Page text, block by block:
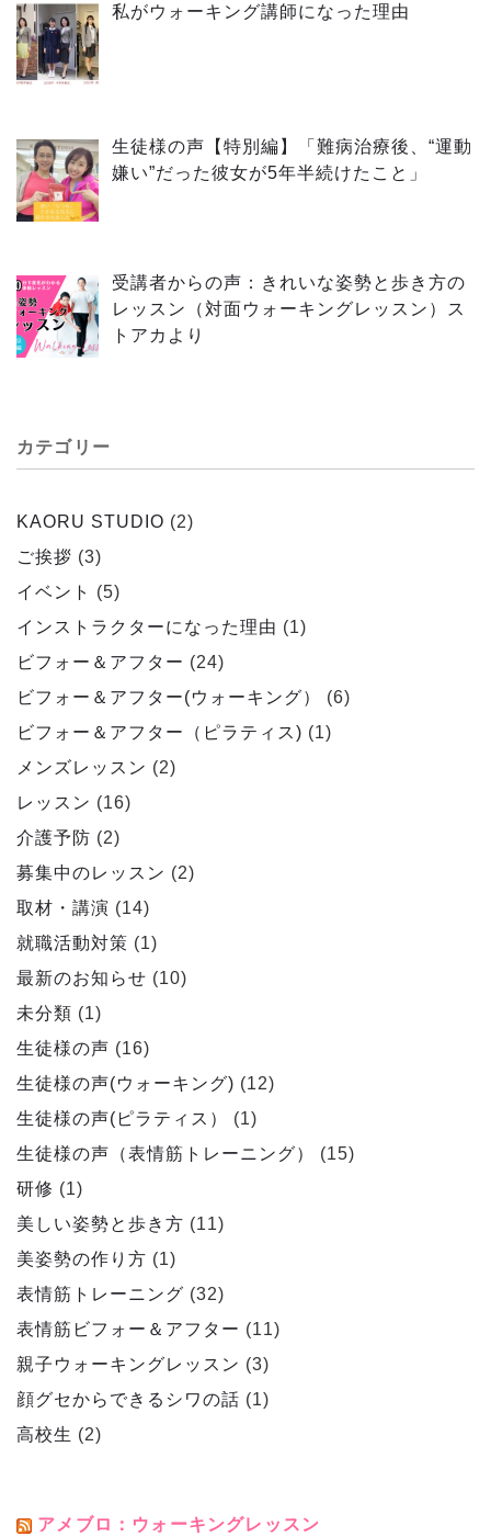
私がウォーキング講師になった理由
生徒様の声【特別編】「難病治療後、“運動
嫌い”だった彼女が5年半続けたこと」
受講者からの声：きれいな姿勢と歩き方の
レッスン（対面ウォーキングレッスン）ス
トアカより
カテゴリー
KAORU STUDIO (2)
ご挨拶 (3)
イベント
(5)
インストラクターになった理由 (1)
ビフォー＆アフター (24)
ビフォー＆アフター(ウォーキング）
(6)
ビフォー＆アフター（ピラティス) (1)
メンズレッスン (2)
レッスン (16)
介護予防 (2)
募集中のレッスン (2)
取材・講演 (14)
就職活動対策 (1)
最新のお知らせ (10)
未分類 (1)
生徒様の声 (16)
生徒様の声(ウォーキング) (12)
生徒様の声(ピラティス）
(1)
生徒様の声（表情筋トレーニング）
(15)
研修 (1)
美しい姿勢と歩き方 (11)
美姿勢の作り方 (1)
表情筋トレーニング (32)
表情筋ビフォー＆アフター (11)
親子ウォーキングレッスン (3)
顔グセからできるシワの話 (1)
高校生 (2)
アメブロ：ウォーキングレッスン